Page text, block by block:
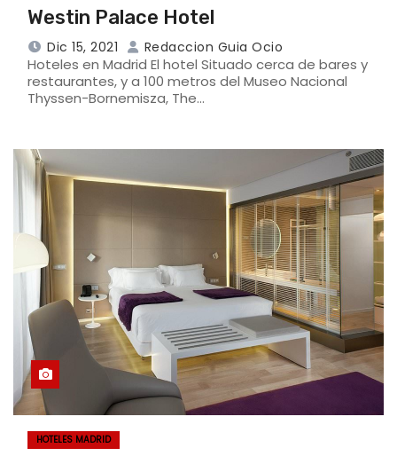
Westin Palace Hotel
Dic 15, 2021 Redaccion Guia Ocio
Hoteles en Madrid El hotel Situado cerca de bares y
restaurantes, y a 100 metros del Museo Nacional
Thyssen-Bornemisza, The…
HOTELES MADRID